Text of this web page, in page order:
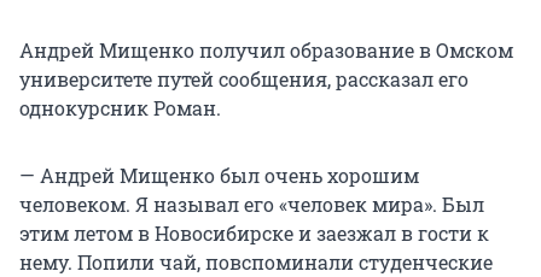
Андрей Мищенко получил образование в Омском
университете путей сообщения, рассказал его
однокурсник Роман.
— Андрей Мищенко был очень хорошим
человеком. Я называл его «человек мира». Был
этим летом в Новосибирске и заезжал в гости к
нему. Попили чай, повспоминали студенческие